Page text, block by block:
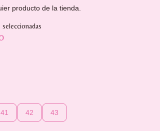
producto de la tienda.
41 42 43